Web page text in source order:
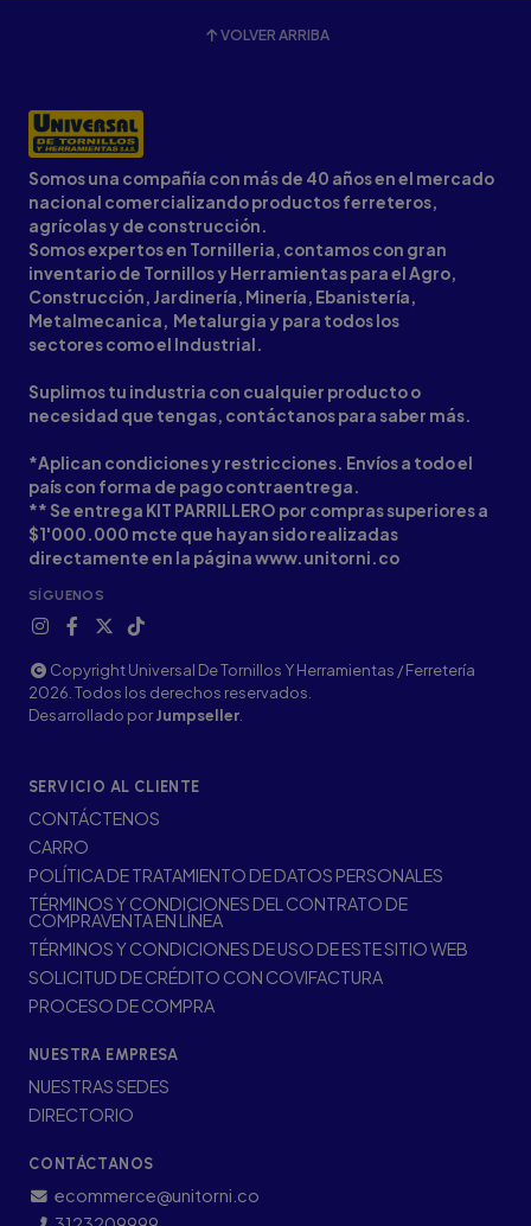
VOLVER ARRIBA
Somos una compañía con más de 40 años en el mercado
nacional comercializando productos ferreteros,
agrícolas y de construcción.
Somos expertos en Tornilleria, contamos con gran
inventario de Tornillos y Herramientas para el Agro,
Construcción, Jardinería, Minería, Ebanistería,
Metalmecanica, Metalurgia y para todos los
sectores como el Industrial.
Suplimos tu industria con cualquier producto o
necesidad que tengas, contáctanos para saber más.
*Aplican condiciones y restricciones. Envíos a todo el
país con forma de pago contraentrega.
** Se entrega KIT PARRILLERO por compras superiores a
$1'000.000 mcte que hayan sido realizadas
directamente en la página www.unitorni.co
SÍGUENOS
Copyright Universal De Tornillos Y Herramientas / Ferretería
2026. Todos los derechos reservados.
Desarrollado porJumpseller
SERVICIO AL CLIENTE
CONTÁCTENOS
CARRO
POLÍTICA DE TRATAMIENTO DE DATOS PERSONALES
TÉRMINOS Y CONDICIONES DEL CONTRATO DE
COMPRAVENTA EN LÍNEA
TÉRMINOS Y CONDICIONES DE USO DE ESTE SITIO WEB
SOLICITUD DE CRÉDITO CON COVIFACTURA
PROCESO DE COMPRA
NUESTRA EMPRESA
NUESTRAS SEDES
DIRECTORIO
CONTÁCTANOS
ecommerce@unitorni.co